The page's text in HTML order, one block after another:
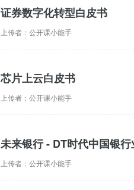
证券数字化转型白皮书
上传者： 公开课小能手
芯片上云白皮书
上传者： 公开课小能手
未来银行 - DT时代中国银
上传者： 公开课小能手